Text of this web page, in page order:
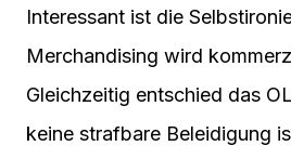
Interessant ist die
Merchandising wird
Gleichzeitig entschied das
keine strafbare Beleidigung